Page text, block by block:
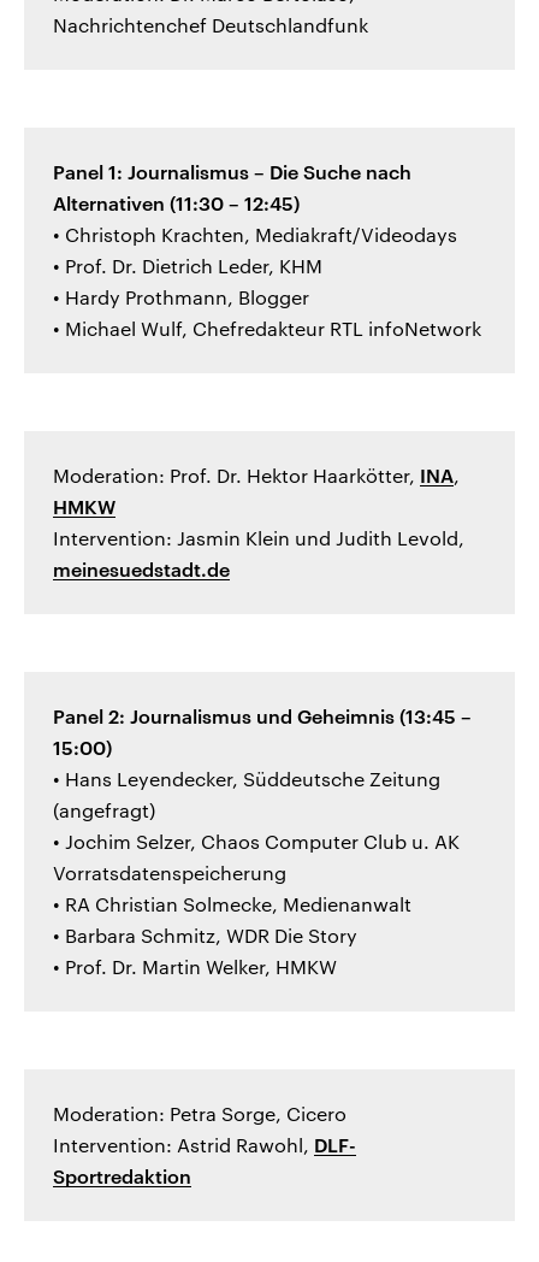
Nachrichtenchef Deutschlandfunk
Panel 1: Journalismus – Die Suche nach
Alternativen (11:30 – 12:45)
• Christoph Krachten, Mediakraft/Videodays
• Prof. Dr. Dietrich Leder, KHM
• Hardy Prothmann, Blogger
• Michael Wulf, Chefredakteur RTL infoNetwork
Moderation: Prof. Dr. Hektor Haarkötter, INA,
HMKW
Intervention: Jasmin Klein und Judith Levold,
meinesuedstadt.de
Panel 2: Journalismus und Geheimnis (13:45 –
15:00)
• Hans Leyendecker, Süddeutsche Zeitung
(angefragt)
• Jochim Selzer, Chaos Computer Club u. AK
Vorratsdatenspeicherung
• RA Christian Solmecke, Medienanwalt
• Barbara Schmitz, WDR Die Story
• Prof. Dr. Martin Welker, HMKW
Moderation: Petra Sorge, Cicero
Intervention: Astrid Rawohl, DLF-
Sportredaktion